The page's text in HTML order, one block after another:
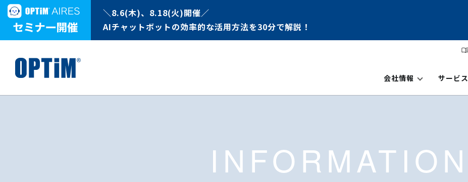
＼8.6(木)、8.18(火)開催／
AIチャットボットの効率的な活用方法を30分で解説！
会社情報 サービス
INFORMATION